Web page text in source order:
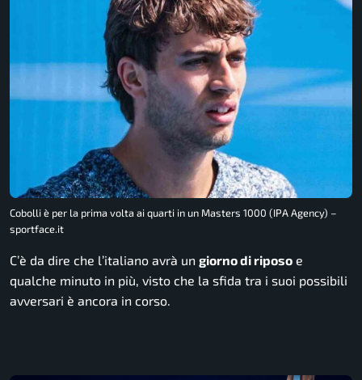
Cobolli è per la prima volta ai quarti in un Masters 1000 (IPA Agency) –
sportface.it
C’è da dire che l’italiano avrà un giorno di riposo e
qualche minuto in più, visto che la sfida tra i suoi possibili
avversari è ancora in corso.